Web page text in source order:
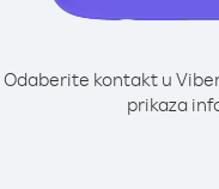
Odaberite kontakt u
prikaza